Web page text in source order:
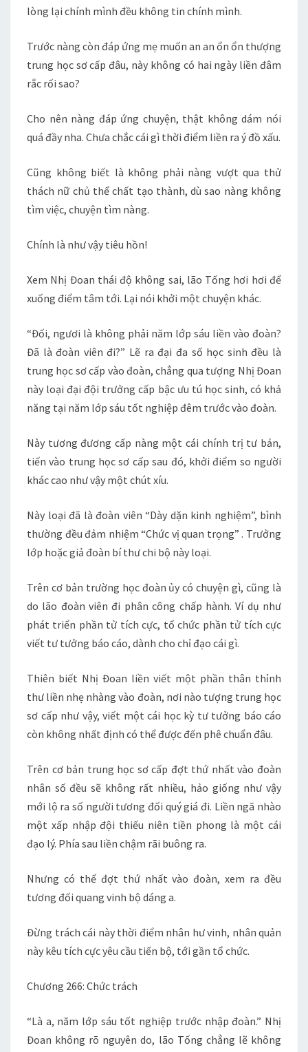
lòng lại chính mình đều không tin chính mình.
Trước nàng còn đáp ứng mẹ muốn an an ổn ổn thượng
trung học sơ cấp đâu, này không có hai ngày liền đâm
rắc rối sao?
Cho nên nàng đáp ứng chuyện, thật không dám nói
quá đầy nha. Chưa chắc cái gì thời điểm liền ra ý đồ xấu.
Cũng không biết là không phải nàng vượt qua thử
thách nữ chủ thể chất tạo thành, dù sao nàng không
tìm việc, chuyện tìm nàng.
Chính là như vậy tiêu hồn!
Xem Nhị Đoan thái độ không sai, lão Tống hơi hơi để
xuống điểm tâm tới. Lại nói khởi một chuyện khác.
“Đối, ngươi là không phải năm lớp sáu liền vào đoàn?
Đã là đoàn viên đi?” Lẽ ra đại đa số học sinh đều là
trung học sơ cấp vào đoàn, chẳng qua tượng Nhị Đoan
này loại đại đội trưởng cấp bậc ưu tú học sinh, có khả
năng tại năm lớp sáu tốt nghiệp đêm trước vào đoàn.
Này tương đương cấp nàng một cái chính trị tư bản,
tiến vào trung học sơ cấp sau đó, khởi điểm so người
khác cao như vậy một chút xíu.
Này loại đã là đoàn viên “Dày dặn kinh nghiệm”, bình
thường đều đảm nhiệm “Chức vị quan trọng” . Trưởng
lớp hoặc giả đoàn bí thư chi bộ này loại.
Trên cơ bản trường học đoàn ủy có chuyện gì, cũng là
do lão đoàn viên đi phân công chấp hành. Ví dụ như
phát triển phần tử tích cực, tổ chức phần tử tích cực
viết tư tưởng báo cáo, dành cho chỉ đạo cái gì.
Thiên biết Nhị Đoan liền viết một phần thân thỉnh
thư liền nhẹ nhàng vào đoàn, nơi nào tượng trung học
sơ cấp như vậy, viết một cái học kỳ tư tưởng báo cáo
còn không nhất định có thể được đến phê chuẩn đâu.
Trên cơ bản trung học sơ cấp đợt thứ nhất vào đoàn
nhân số đều sẽ không rất nhiều, hảo giống như vậy
mới lộ ra số người tương đối quý giá đi. Liền ngã nhào
một xấp nhập đội thiếu niên tiền phong là một cái
đạo lý. Phía sau liền chậm rãi buông ra.
Nhưng có thể đợt thứ nhất vào đoàn, xem ra đều
tương đối quang vinh bộ dáng a.
Đừng trách cái này thời điểm nhân hư vinh, nhân quản
này kêu tích cực yêu cầu tiến bộ, tới gần tổ chức.
Chương 266: Chức trách
“Là a, năm lớp sáu tốt nghiệp trước nhập đoàn.” Nhị
Đoan không rõ nguyên do, lão Tống chẳng lẽ không